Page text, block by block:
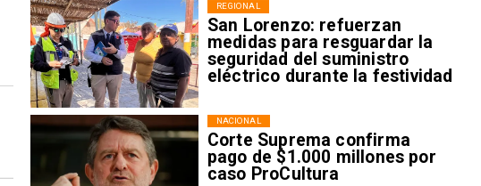
San Lorenzo: refuerzan
medidas para resguardar la
seguridad del suministro
eléctrico durante la festividad
REGIONAL
Corte Suprema confirma
pago de $1.000 millones por
caso ProCultura
NACIONAL